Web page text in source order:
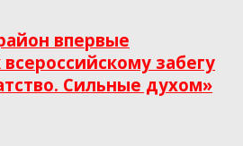
впервые
забегу
Сильные духом»